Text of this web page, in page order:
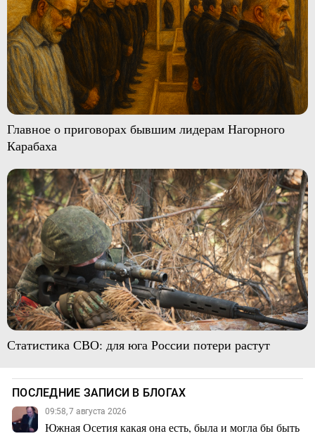
Главное о приговорах бывшим лидерам Нагорного
Карабаха
Статистика СВО: для юга России потери растут
ПОСЛЕДНИЕ ЗАПИСИ В БЛОГАХ
09:58, 7 августа 2026
Южная Осетия какая она есть, была и могла бы быть